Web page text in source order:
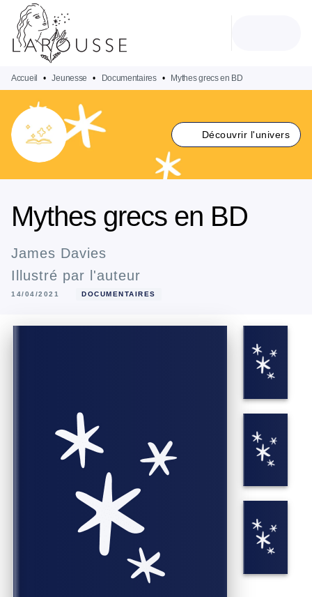
MENU
PIED DE PAGE
Accueil • Jeunesse • Documentaires • Mythes grecs en BD
Découvrir l'univers
Mythes grecs en BD
James Davies
Illustré par l'auteur
14/04/2021 DOCUMENTAIRES